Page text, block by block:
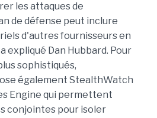
les attaques de
de défense peut inclure
d'autres fournisseurs en
expliqué Dan Hubbard. Pour
sophistiqués,
également StealthWatch
Engine qui permettent
conjointes pour isoler